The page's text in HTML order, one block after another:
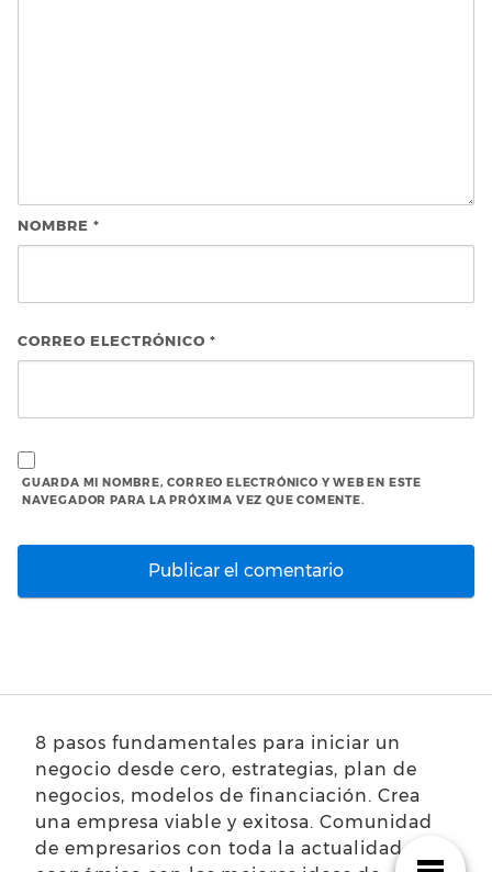
NOMBRE *
CORREO ELECTRÓNICO *
GUARDA MI NOMBRE, CORREO ELECTRÓNICO Y WEB EN ESTE
NAVEGADOR PARA LA PRÓXIMA VEZ QUE COMENTE.
8 pasos fundamentales para iniciar un
negocio desde cero, estrategias, plan de
negocios, modelos de financiación. Crea
una empresa viable y exitosa. Comunidad
de empresarios con toda la actualidad